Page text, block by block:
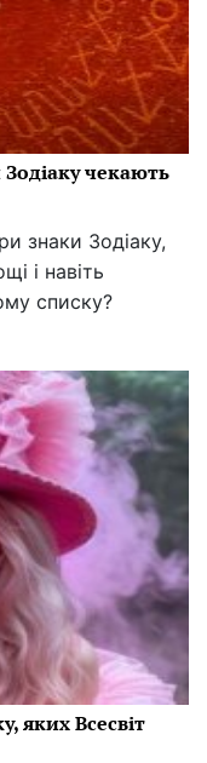
чекають
знаки Зодіаку,
і навіть
списку?
яких Всесвіт